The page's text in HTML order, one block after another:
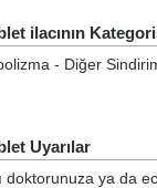
ilacının
- Diğer
Uyarılar
doktorunuza ya da